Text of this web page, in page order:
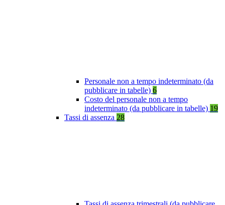
Personale non a tempo indeterminato (da
pubblicare in tabelle) 6
Costo del personale non a tempo
indeterminato (da pubblicare in tabelle) 19
Tassi di assenza 28